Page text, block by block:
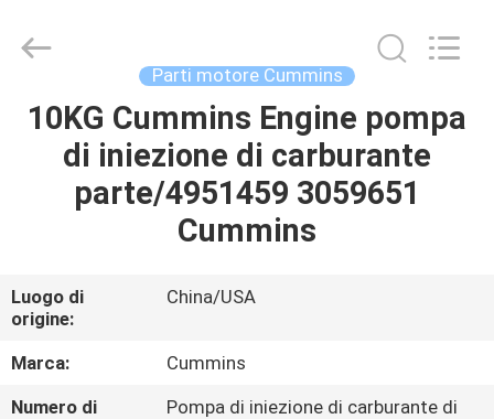
CASA
PRODOTTI
NOI
GIRO
DELLA
Electronic
Limited.
Reserved.
Parti motore Cummins
10KG Cummins Engine pompa
di iniezione di carburante
parte/4951459 3059651
Cummins
Luogo di
origine:
China/USA
Marca:
Cummins
Numero di
Pompa di iniezione di carburante di